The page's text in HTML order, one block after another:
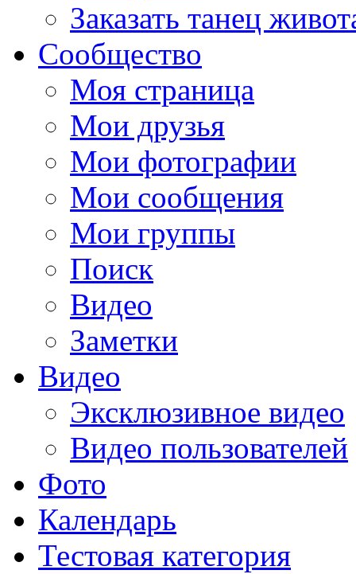
Заказать танец
Сообщество
Моя страница
Мои друзья
Мои фотографии
Мои сообщения
Мои группы
Поиск
Видео
Заметки
Видео
Эксклюзивное видео
Видео пользователей
Фото
Календарь
Тестовая категория